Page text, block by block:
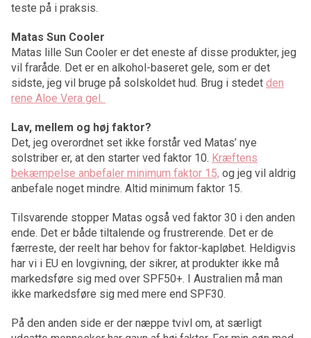
teste på i praksis.
Matas Sun Cooler
Matas lille Sun Cooler er det eneste af disse produkter, jeg
vil fraråde. Det er en alkohol-baseret gele, som er det
sidste, jeg vil bruge på solskoldet hud. Brug i stedet den
rene Aloe Vera gel.
Lav, mellem og høj faktor?
Det, jeg overordnet set ikke forstår ved Matas’ nye
solstriber er, at den starter ved faktor 10. Kræftens
bekæmpelse anbefaler minimum faktor 15, og jeg vil aldrig
anbefale noget mindre. Altid minimum faktor 15.
Tilsvarende stopper Matas også ved faktor 30 i den anden
ende. Det er både tiltalende og frustrerende. Det er de
færreste, der reelt har behov for faktor-kapløbet. Heldigvis
har vi i EU en lovgivning, der sikrer, at produkter ikke må
markedsføre sig med over SPF50+. I Australien må man
ikke markedsføre sig med mere end SPF30.
På den anden side er der næppe tvivl om, at særligt